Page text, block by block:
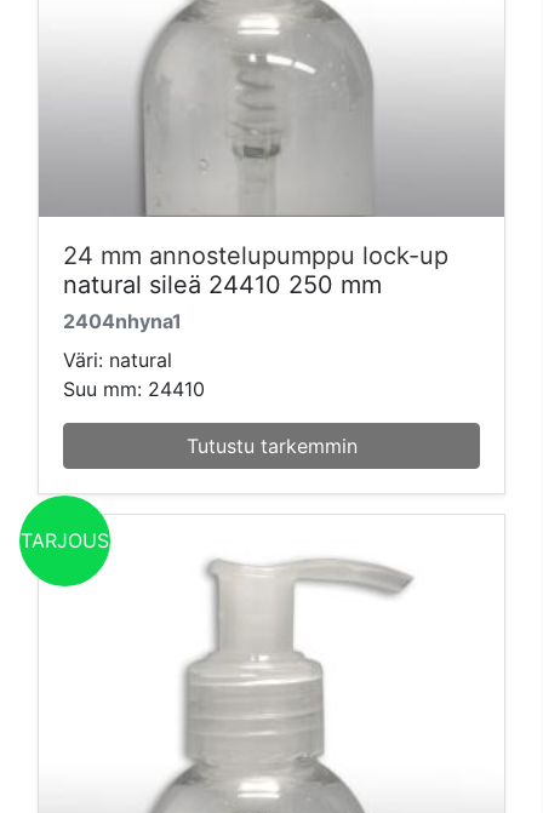
24 mm annostelupumppu lock-up
natural sileä 24410 250 mm
2404nhyna1
Väri: natural
Suu mm: 24410
Tutustu tarkemmin
TARJOUS